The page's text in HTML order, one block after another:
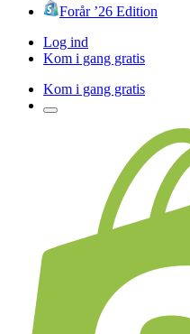
Forår ’26 Edition
Log ind
Kom i gang gratis
Kom i gang gratis